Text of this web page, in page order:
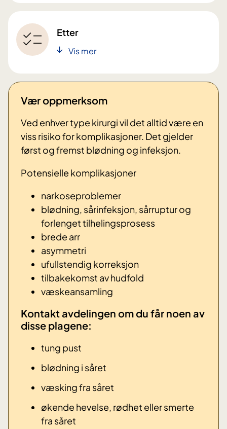
Etter
Vis mer
Vær oppmerksom
Ved enhver type kirurgi vil det alltid være en
viss risiko for komplikasjoner. Det gjelder
først og fremst blødning og infeksjon.
Potensielle komplikasjoner
narkoseproblemer
blødning, sårinfeksjon, sårruptur og
forlenget tilhelingsprosess
brede arr
asymmetri
ufullstendig korreksjon
tilbakekomst av hudfold
væskeansamling
Kontakt avdelingen om du får noen av
disse plagene: ​
tung pust
blødning i såret
væsking fra såret
økende hevelse, rødhet eller smerte
fra såret